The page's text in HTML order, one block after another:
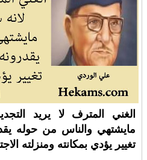
الغني المترف لا يريد
مايشتهي والناس من حوله
تغيير يؤدي بمكانته ومنزلته